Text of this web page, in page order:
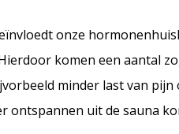
onze
komen een aantal
minder last van
ontspannen uit de sauna